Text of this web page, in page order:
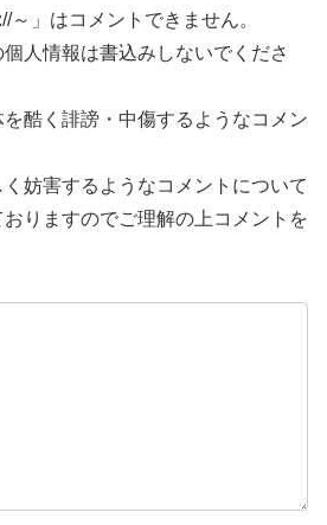
～」はコメントできません。
個人情報は書込みしないでくださ
を酷く誹謗・中傷するようなコメン
く妨害するようなコメントについて
りますのでご理解の上コメントを